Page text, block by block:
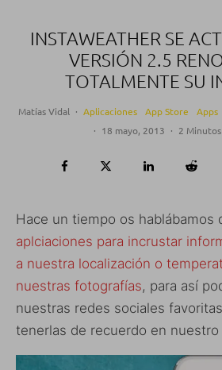
INSTAWEATHER SE
VERSIÓN 2.5
TOTALMENTE SU
Matías Vidal · Aplicaciones App Store Apps
· 18 mayo, 2013 · 2
Hace un tiempo os hablábamos
aplciaciones para incrustar
a nuestra localización o
nuestras fotografías, para así
nuestras redes sociales
tenerlas de recuerdo en nuestro